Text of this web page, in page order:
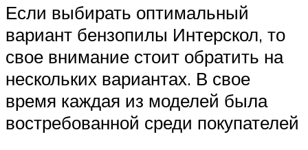
Если выбирать оптимальный
вариант бензопилы Интерскол, то
свое внимание стоит обратить на
нескольких вариантах. В свое
время каждая из моделей была
востребованной среди покупателей